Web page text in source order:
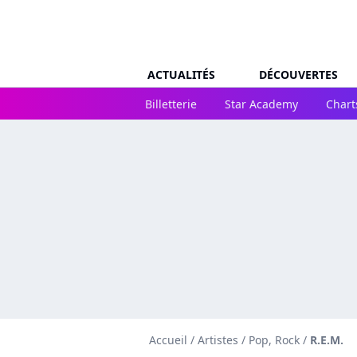
ACTUALITÉS
DÉCOUVERTES
Billetterie
Star Academy
Accueil / Artistes / Pop, Rock / R.E.M.